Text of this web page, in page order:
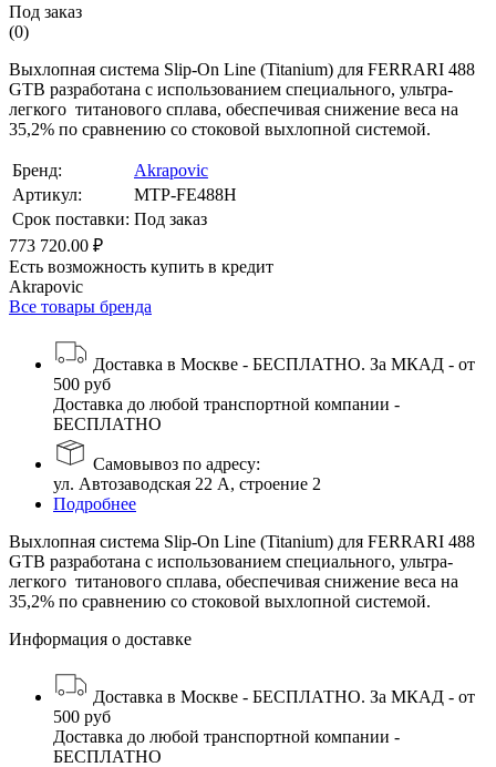
Под заказ
(0)
Выхлопная система Slip-On Line (Titanium) для FERRARI 488
GTB разработана с использованием специального, ультра-
легкого титанового сплава, обеспечивая снижение веса на
35,2% по сравнению со стоковой выхлопной системой.
Бренд:
Akrapovic
Артикул:
MTP-FE488H
Срок поставки: Под заказ
773 720.00 ₽
Есть возможность купить в кредит
Akrapovic
Все товары бренда
Доставка в Москве - БЕСПЛАТНО. За МКАД - от
500 руб
Доставка до любой транспортной компании -
БЕСПЛАТНО
Самовывоз по адресу:
ул. Автозаводская 22 А, строение 2
Подробнее
Выхлопная система Slip-On Line (Titanium) для FERRARI 488
GTB разработана с использованием специального, ультра-
легкого титанового сплава, обеспечивая снижение веса на
35,2% по сравнению со стоковой выхлопной системой.
Информация о доставке
Доставка в Москве - БЕСПЛАТНО. За МКАД - от
500 руб
Доставка до любой транспортной компании -
БЕСПЛАТНО